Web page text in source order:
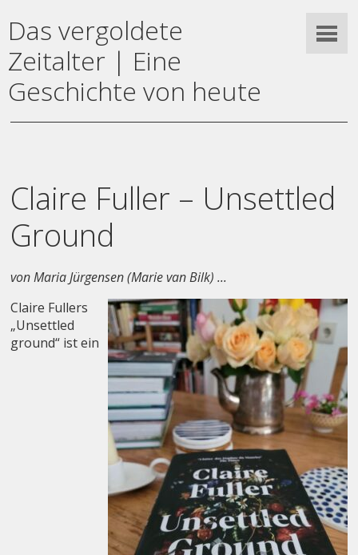
Das vergoldete
Zeitalter | Eine
Geschichte von heute
Claire Fuller – Unsettled
Ground
von Maria Jürgensen (Marie van Bilk) ...
Claire Fullers
„Unsettled
ground“ ist ein